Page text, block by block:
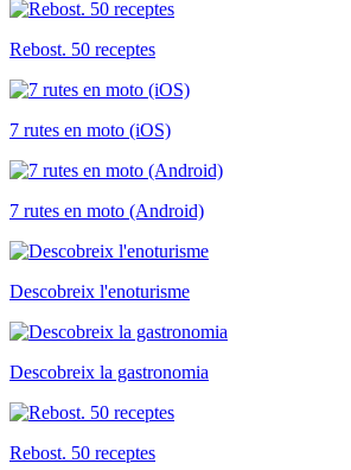
Rebost. 50 receptes
7 rutes en moto (iOS)
7 rutes en moto (Android)
Descobreix l'enoturisme
Descobreix la gastronomia
Rebost. 50 receptes